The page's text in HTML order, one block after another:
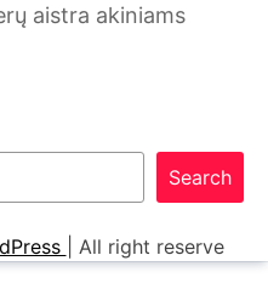
aistra akiniams
Search
All right reserve